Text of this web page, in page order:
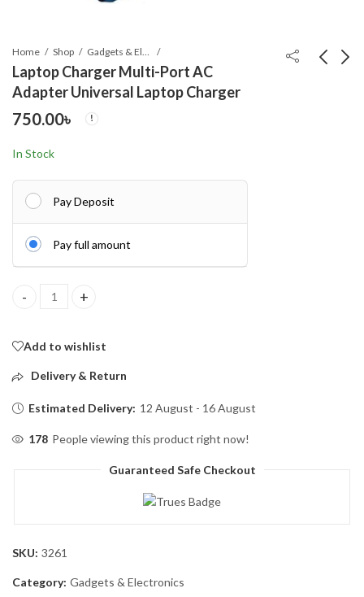
Home Shop Gadgets & Electronics
Laptop Charger Multi-Port AC
Adapter Universal Laptop Charger
750.00৳
In Stock
Pay Deposit
Pay full amount
Laptop Charger Multi-Port AC Adapter Universal Laptop
Add to wishlist
Delivery & Return
Estimated Delivery: 12 August - 16 August
178 People viewing this product right now!
Guaranteed Safe Checkout
SKU: 3261
Category: Gadgets & Electronics